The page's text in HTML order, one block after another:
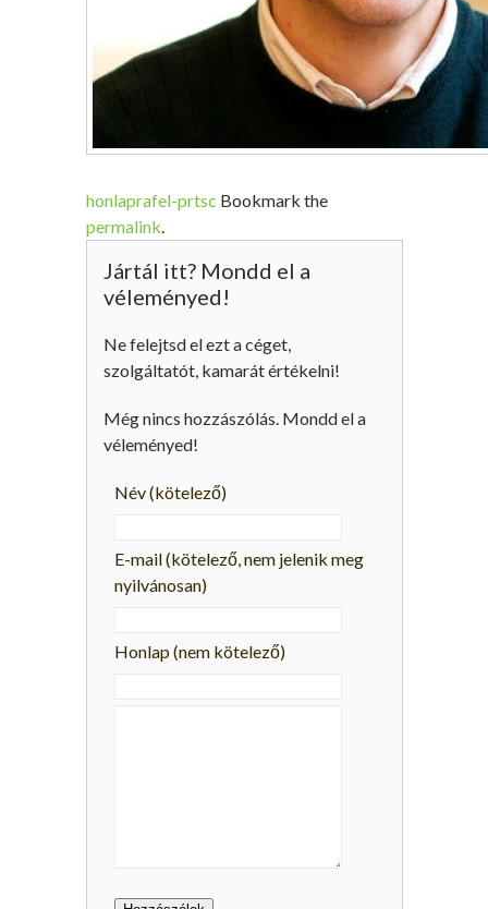
honlaprafel-prtsc Bookmark the
permalink.
Jártál itt? Mondd el a
véleményed!
Ne felejtsd el ezt a céget,
szolgáltatót, kamarát értékelni!
Még nincs hozzászólás. Mondd el a
véleményed!
Név(kötelező)
E-mail(kötelező, nem jelenik meg
nyilvánosan)
Honlap (nem kötelező)